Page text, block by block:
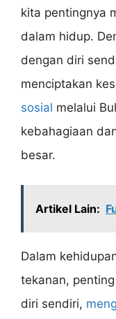
kita pentingnya
dalam hidup.
dengan diri
menciptakan
sosial melalui
kebahagiaan
besar.
Artikel Lain:
Dalam
tekanan,
diri sendiri,